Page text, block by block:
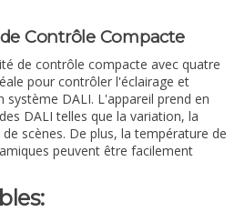
Contrôle Compacte
de contrôle compacte avec quatre
pour contrôler l'éclairage et
système DALI. L'appareil prend en
DALI telles que la variation, la
scènes. De plus, la température de
peuvent être facilement